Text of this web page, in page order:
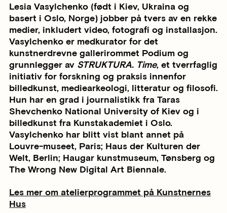
Lesia Vasylchenko (født i Kiev, Ukraina og
basert i Oslo, Norge) jobber på tvers av en rekke
medier, inkludert video, fotografi og installasjon.
Vasylchenko er medkurator for det
kunstnerdrevne gallerirommet Podium og
grunnlegger av STRUKTURA. Time, et tverrfaglig
initiativ for forskning og praksis innenfor
billedkunst, mediearkeologi, litteratur og filosofi.
Hun har en grad i journalistikk fra Taras
Shevchenko National University of Kiev og i
billedkunst fra Kunstakademiet i Oslo.
Vasylchenko har blitt vist blant annet på
Louvre-museet, Paris; Haus der Kulturen der
Welt, Berlin; Haugar kunstmuseum, Tønsberg og
The Wrong New Digital Art Biennale.
Les mer om atelierprogrammet på Kunstnernes
Hus